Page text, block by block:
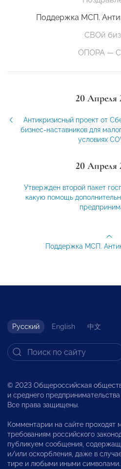
Поддержка МСП.
СВОй
ОПОРА —
20 Апреля
Антикризисный проект от
бизнес-наставников для
условиях
20 Апреля
Утвержден второй пакет
какую помощь
Поддержка МСП.
Русский English 中文
© 2023 Общероссийская
и среднего
Все права защищены.
Комментарии на сайте проходят
требованиям российского
публикуем сообщения,
и/или оскорбления, даже в
тире и любыми иными